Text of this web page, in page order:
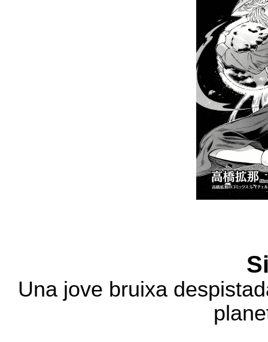
Una jove bruixa